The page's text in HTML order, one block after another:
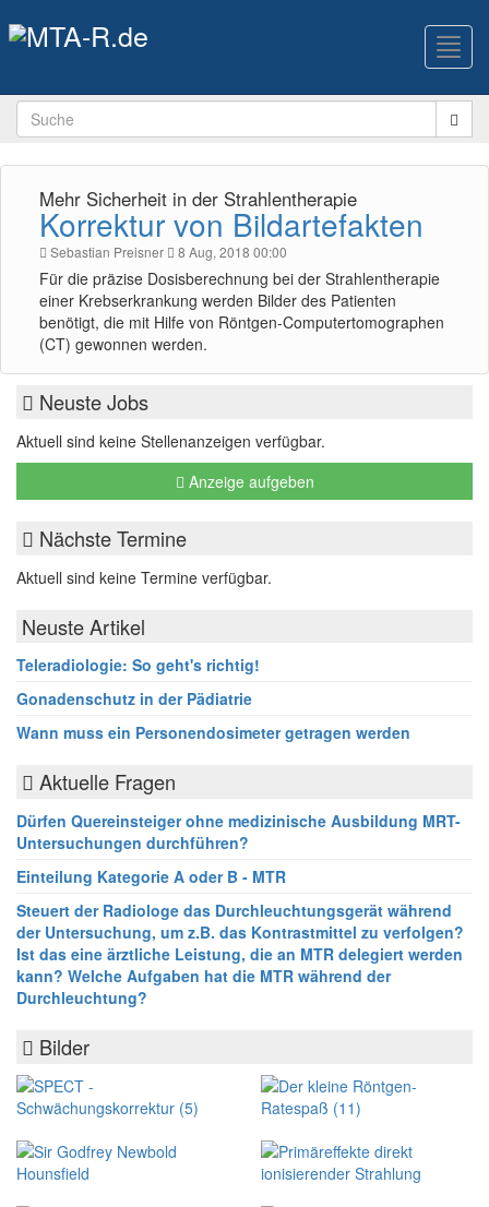
Mehr Sicherheit in der Strahlentherapie
Korrektur von Bildartefakten
Sebastian Preisner 8 Aug, 2018 00:00
Für die präzise Dosisberechnung bei der Strahlentherapie
einer Krebserkrankung werden Bilder des Patienten
benötigt, die mit Hilfe von Röntgen-Computertomographen
(CT) gewonnen werden.
Neuste Jobs
Aktuell sind keine Stellenanzeigen verfügbar.
Anzeige aufgeben
Nächste Termine
Aktuell sind keine Termine verfügbar.
Neuste Artikel
Teleradiologie: So geht's richtig!
Gonadenschutz in der Pädiatrie
Wann muss ein Personendosimeter getragen werden
Aktuelle Fragen
Dürfen Quereinsteiger ohne medizinische Ausbildung MRT-
Untersuchungen durchführen?
Einteilung Kategorie A oder B - MTR
Steuert der Radiologe das Durchleuchtungsgerät während
der Untersuchung, um z.B. das Kontrastmittel zu verfolgen?
Ist das eine ärztliche Leistung, die an MTR delegiert werden
kann? Welche Aufgaben hat die MTR während der
Durchleuchtung?
Bilder